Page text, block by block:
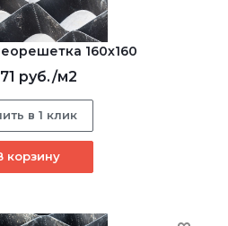
160х160
руб./м2
в 1 клик
корзину